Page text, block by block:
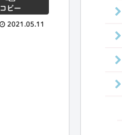
コピー
2021.05.11